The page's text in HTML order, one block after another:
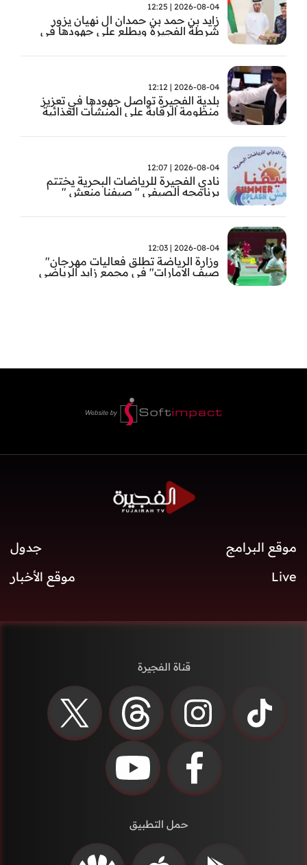
2026-08-04 | 12:25
زايد بن حمد بن حمدان ال نهيان يزور
شرطة الفجيرة ويطلع على جهودها في
2026-08-04 | 12:12
بلدية الفجيرة تواصل جهودها في تعزيز
منظومة الرقابة على المنشأت الغذائية
2026-08-04 | 12:07
نادي الفجيرة للرياضات البحرية يختتم
برنامجه الصيفي " صيفنا منعش "
2026-08-04 | 12:03
وزارة الرياضة تطلق فعاليات مهرجان"
صيف الامارات" في مجمع زايد الرياضي
موقع البرامج
جدول
Live
موقع الأخبار
قناة الفجيرة
حمل التطبيق